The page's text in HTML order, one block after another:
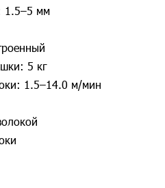
1.5–5 мм
5 кг
1.5–14.0 м/мин